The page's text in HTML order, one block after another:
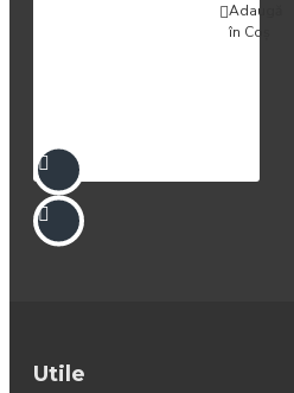
Adaugă
în Coş
Utile